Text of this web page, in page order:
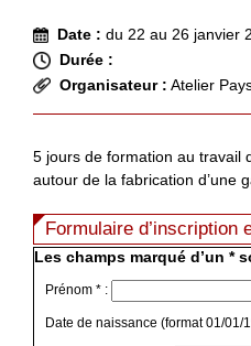
Date : du 22 au 26 janvier
Durée :
Organisateur : Atelier
5 jours de formation au travail
autour de la fabrication d’une
Formulaire d’inscription
Les champs marqué d’un *
Prénom * :
Date de naissance (format 01/01/